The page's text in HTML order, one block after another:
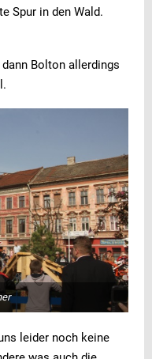
Spur in den Wald.
Bolton allerdings
leider noch keine